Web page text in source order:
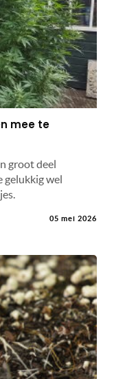
mee te
groot deel
gelukkig wel
05 mei 2026